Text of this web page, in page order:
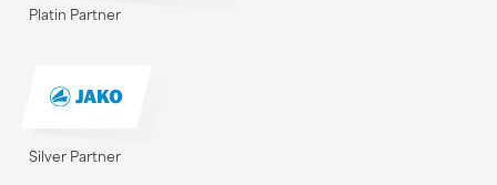
Platin Partner
Silver Partner